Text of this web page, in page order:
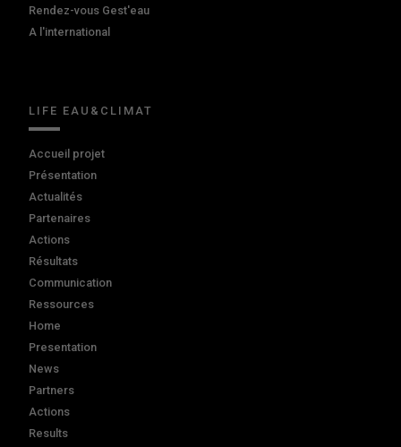
Rendez-vous Gest'eau
A l'international
LIFE EAU&CLIMAT
Accueil projet
Présentation
Actualités
Partenaires
Actions
Résultats
Communication
Ressources
Home
Presentation
News
Partners
Actions
Results